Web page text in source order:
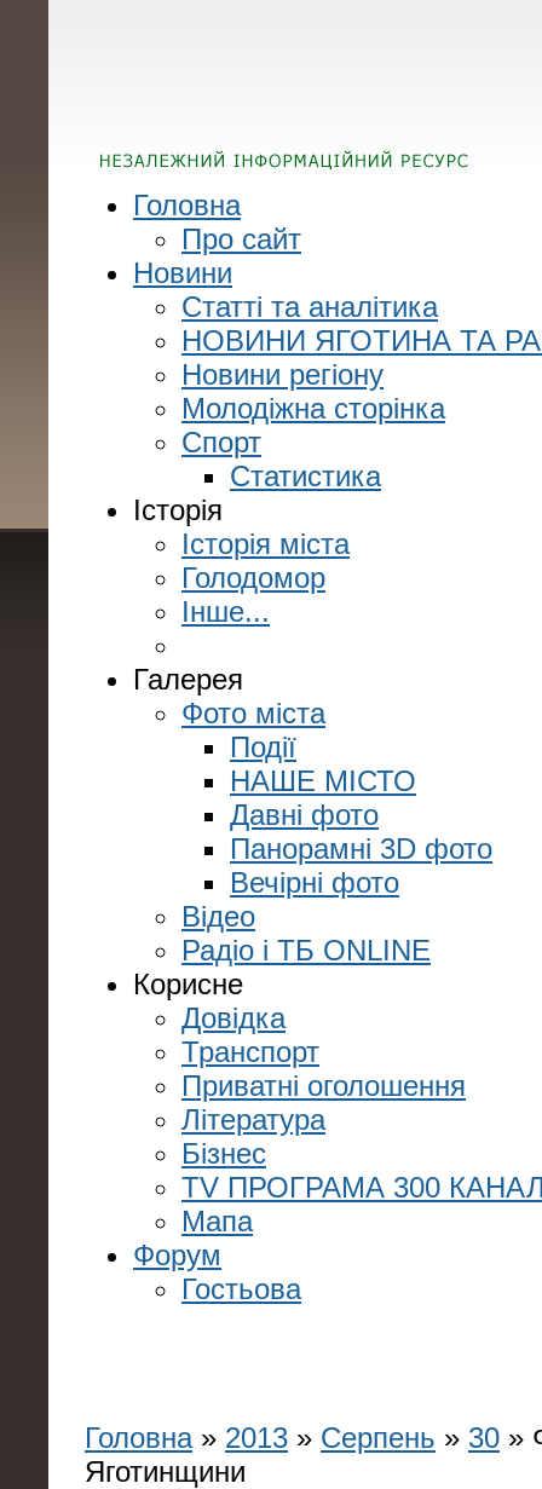
Головна
Про сайт
Новини
Статті та аналітика
НОВИНИ ЯГОТИНА ТА
Новини регіону
Молодіжна сторінка
Спорт
Статистика
Історія
Історія міста
Голодомор
Інше...
Галерея
Фото міста
Події
НАШЕ МІСТО
Давні фото
Панорамні 3D фото
Вечірні фото
Відео
Радіо і ТБ ONLINE
Корисне
Довідка
Транспорт
Приватні оголошення
Література
Бізнес
TV ПРОГРАМА 300
Мапа
Форум
Гостьова
Головна» 2013 » Серпень » 30 »
Яготинщини